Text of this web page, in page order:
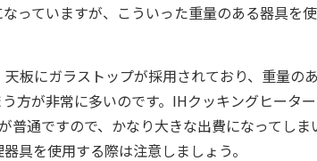
っていますが、こういった重量のある器具を
板にガラストップが採用されており、重量の
方が非常に多いのです。IHクッキングヒータ
普通ですので、かなり大きな出費になってしま
具を使用する際は注意しましょう。